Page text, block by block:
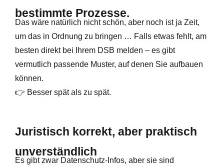
bestimmte Prozesse.
Das wäre natürlich nicht schön, aber noch ist ja Zeit,
um das in Ordnung zu bringen … Falls etwas fehlt, am
besten direkt bei Ihrem DSB melden – es gibt
vermutlich passende Muster, auf denen Sie aufbauen
können.
👉 Besser spät als zu spät.
Juristisch korrekt, aber praktisch
unverständlich
Es gibt zwar Datenschutz-Infos, aber sie sind